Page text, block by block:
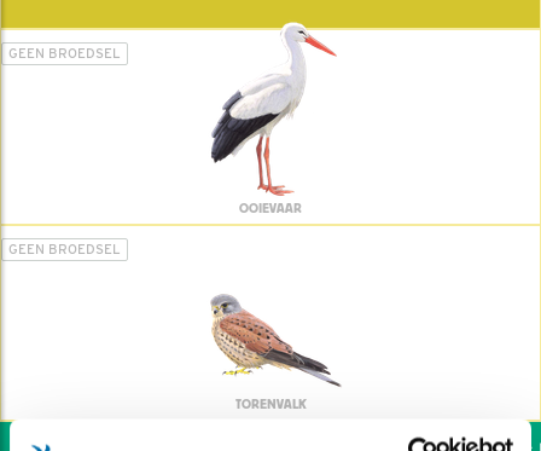
GEEN BROEDSEL
OOIEVAAR
GEEN BROEDSEL
TORENVALK